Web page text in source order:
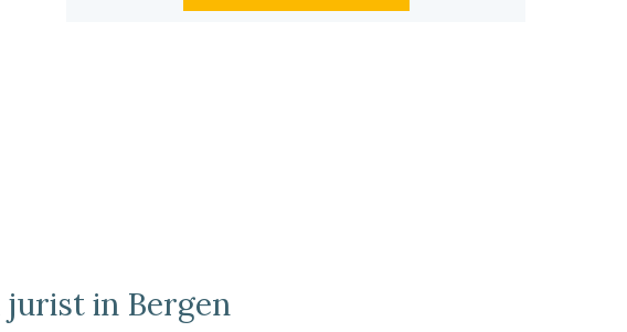
jurist in Bergen